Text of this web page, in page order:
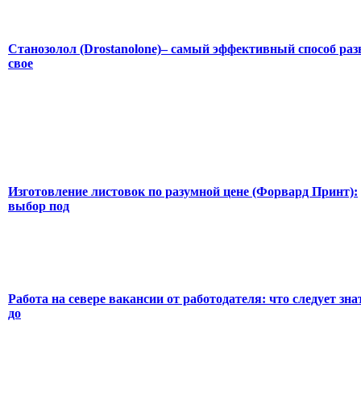
Станозолол (Drostanolone)– самый эффективный способ
свое
Изготовление листовок по разумной цене (Форвард Принт):
выбор под
Работа на севере вакансии от работодателя: что следует
до